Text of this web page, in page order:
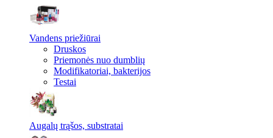
Vandens priežiūrai
Druskos
Priemonės nuo dumblių
Modifikatoriai, bakterijos
Testai
Augalų trąšos, substratai